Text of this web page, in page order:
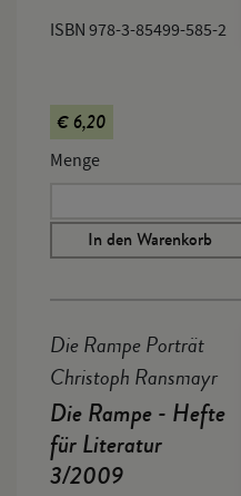
ISBN 978-3-85499-585-2
€ 6,20
Menge
In den Warenkorb
Die Rampe Porträt
Christoph Ransmayr
Die Rampe - Hefte
für Literatur
3/2009